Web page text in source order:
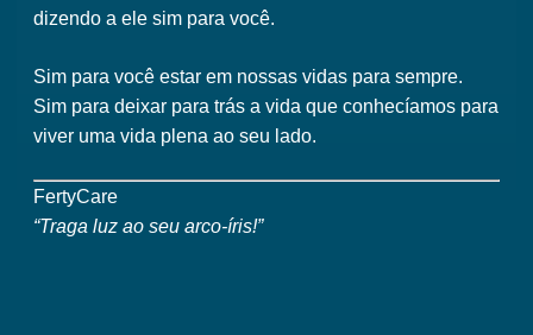
dizendo a ele sim para você.
Sim para você estar em nossas vidas para sempre.
Sim para deixar para trás a vida que conhecíamos para
viver uma vida plena ao seu lado.
FertyCare
“Traga luz ao seu arco-íris!”